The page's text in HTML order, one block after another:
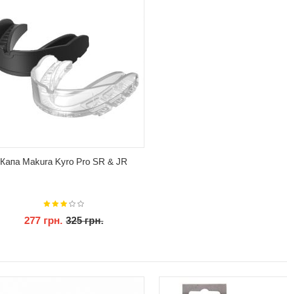
Капа Makura Kyro Pro SR & JR
277 грн. 325 грн.